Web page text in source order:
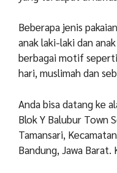
Beberapa jenis
anak laki-laki dan
berbagai motif
hari, muslimah dan
Anda bisa datang ke
Blok Y Balubur Town
Tamansari,
Bandung, Jawa Barat.